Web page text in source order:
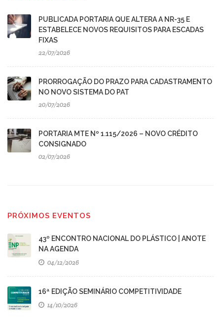
PUBLICADA PORTARIA QUE ALTERA A NR-35 E
ESTABELECE NOVOS REQUISITOS PARA ESCADAS
FIXAS
22/07/2026
PRORROGAÇÃO DO PRAZO PARA CADASTRAMENTO
NO NOVO SISTEMA DO PAT
20/07/2026
PORTARIA MTE Nº 1.115/2026 – NOVO CRÉDITO
CONSIGNADO
02/07/2026
PRÓXIMOS EVENTOS
43º ENCONTRO NACIONAL DO PLÁSTICO | ANOTE
NA AGENDA
04/12/2026
16ª EDIÇÃO SEMINÁRIO COMPETITIVIDADE
14/10/2026